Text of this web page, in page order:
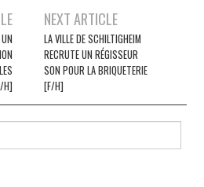
H]
NEXT ARTICLE
LA VILLE DE SCHILTIGHEIM
RECRUTE UN RÉGISSEUR
SON POUR LA BRIQUETERIE
[F/H]